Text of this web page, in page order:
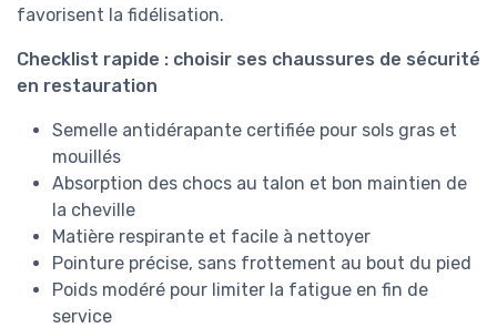
favorisent la fidélisation.
Checklist rapide : choisir ses chaussures de sécurité
en restauration
Semelle antidérapante certifiée pour sols gras et
mouillés
Absorption des chocs au talon et bon maintien de
la cheville
Matière respirante et facile à nettoyer
Pointure précise, sans frottement au bout du pied
Poids modéré pour limiter la fatigue en fin de
service